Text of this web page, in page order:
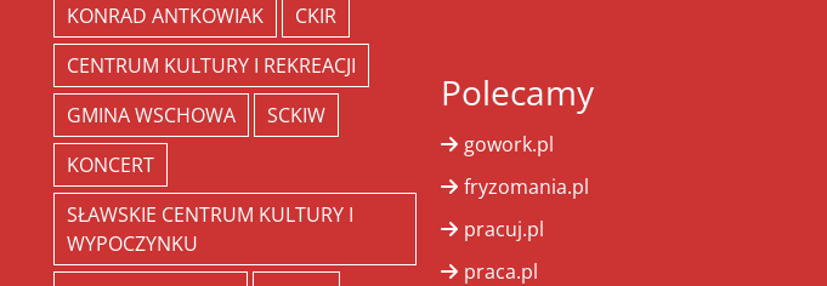
KONRAD ANTKOWIAK
CKIR
CENTRUM KULTURY I REKREACJI
GMINA WSCHOWA
SCKIW
KONCERT
SŁAWSKIE CENTRUM KULTURY I
WYPOCZYNKU
Polecamy
gowork.pl
fryzomania.pl
pracuj.pl
praca.pl